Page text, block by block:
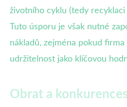
životního cyklu (tedy
Tuto úsporu je však nutné
nákladů, zejména pokud firma
udržitelnost jako klíčovou
Obrat a